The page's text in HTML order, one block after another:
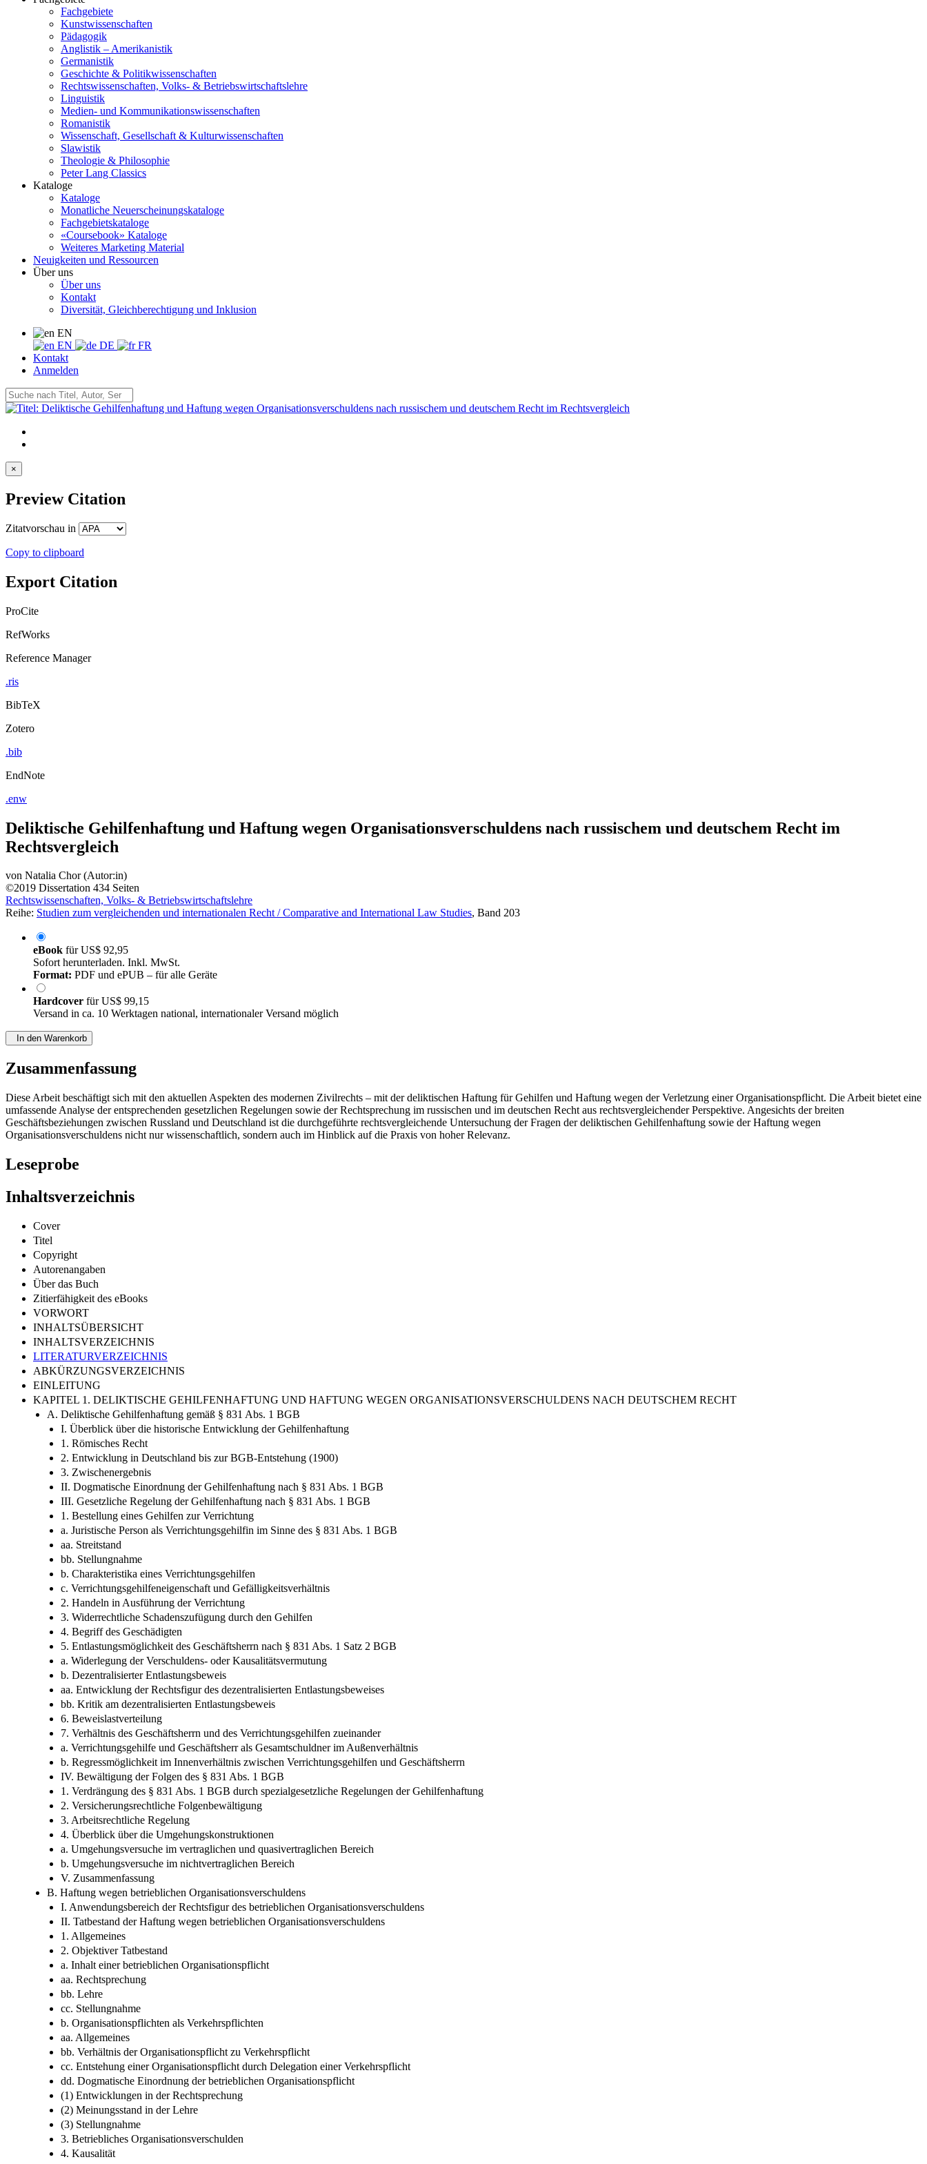
Fachgebiete
Kunstwissenschaften
Pädagogik
Anglistik – Amerikanistik
Germanistik
Geschichte & Politikwissenschaften
Rechtswissenschaften, Volks- & Betriebswirtschaftslehre
Linguistik
Medien- und Kommunikationswissenschaften
Romanistik
Wissenschaft, Gesellschaft & Kulturwissenschaften
Slawistik
Theologie & Philosophie
Peter Lang Classics
Kataloge
Kataloge
Monatliche Neuerscheinungskataloge
Fachgebietskataloge
«Coursebook» Kataloge
Weiteres Marketing Material
Neuigkeiten und Ressourcen
Über uns
Über uns
Kontakt
Diversität, Gleichberechtigung und Inklusion
EN
EN
DE
FR
Kontakt
Anmelden
×
Preview Citation
Zitatvorschau in
Copy to clipboard
Export Citation
ProCite
RefWorks
Reference Manager
.ris
BibTeX
Zotero
.bib
EndNote
.enw
Deliktische Gehilfenhaftung und Haftung wegen Organisationsverschuldens nach russischem und deutschem Recht im
Rechtsvergleich
von Natalia Chor (Autor:in)
©2019 Dissertation 434 Seiten
Rechtswissenschaften, Volks- & Betriebswirtschaftslehre
Reihe: Studien zum vergleichenden und internationalen Recht / Comparative and International Law Studies, Band 203
eBook fürUS$ 92,95
Sofort herunterladen. Inkl. MwSt.
Format: PDF und ePUB – für alle Geräte
Hardcover fürUS$ 99,15
Versand in ca. 10 Werktagen national, internationaler Versand möglich
In den Warenkorb
Zusammenfassung
Diese Arbeit beschäftigt sich mit den aktuellen Aspekten des modernen Zivilrechts – mit der deliktischen Haftung für Gehilfen und Haftung wegen der Verletzung einer Organisationspflicht. Die Arbeit bietet eine
umfassende Analyse der entsprechenden gesetzlichen Regelungen sowie der Rechtsprechung im russischen und im deutschen Recht aus rechtsvergleichender Perspektive. Angesichts der breiten
Geschäftsbeziehungen zwischen Russland und Deutschland ist die durchgeführte rechtsvergleichende Untersuchung der Fragen der deliktischen Gehilfenhaftung sowie der Haftung wegen
Organisationsverschuldens nicht nur wissenschaftlich, sondern auch im Hinblick auf die Praxis von hoher Relevanz.
Leseprobe
Inhaltsverzeichnis
Cover
Titel
Copyright
Autorenangaben
Über das Buch
Zitierfähigkeit des eBooks
VORWORT
INHALTSÜBERSICHT
INHALTSVERZEICHNIS
LITERATURVERZEICHNIS
ABKÜRZUNGSVERZEICHNIS
EINLEITUNG
KAPITEL 1. DELIKTISCHE GEHILFENHAFTUNG UND HAFTUNG WEGEN ORGANISATIONSVERSCHULDENS NACH DEUTSCHEM RECHT
A. Deliktische Gehilfenhaftung gemäß § 831 Abs. 1 BGB
I. Überblick über die historische Entwicklung der Gehilfenhaftung
1. Römisches Recht
2. Entwicklung in Deutschland bis zur BGB-Entstehung (1900)
3. Zwischenergebnis
II. Dogmatische Einordnung der Gehilfenhaftung nach § 831 Abs. 1 BGB
III. Gesetzliche Regelung der Gehilfenhaftung nach § 831 Abs. 1 BGB
1. Bestellung eines Gehilfen zur Verrichtung
a. Juristische Person als Verrichtungsgehilfin im Sinne des § 831 Abs. 1 BGB
aa. Streitstand
bb. Stellungnahme
b. Charakteristika eines Verrichtungsgehilfen
c. Verrichtungsgehilfeneigenschaft und Gefälligkeitsverhältnis
2. Handeln in Ausführung der Verrichtung
3. Widerrechtliche Schadenszufügung durch den Gehilfen
4. Begriff des Geschädigten
5. Entlastungsmöglichkeit des Geschäftsherrn nach § 831 Abs. 1 Satz 2 BGB
a. Widerlegung der Verschuldens- oder Kausalitätsvermutung
b. Dezentralisierter Entlastungsbeweis
aa. Entwicklung der Rechtsfigur des dezentralisierten Entlastungsbeweises
bb. Kritik am dezentralisierten Entlastungsbeweis
6. Beweislastverteilung
7. Verhältnis des Geschäftsherrn und des Verrichtungsgehilfen zueinander
a. Verrichtungsgehilfe und Geschäftsherr als Gesamtschuldner im Außenverhältnis
b. Regressmöglichkeit im Innenverhältnis zwischen Verrichtungsgehilfen und Geschäftsherrn
IV. Bewältigung der Folgen des § 831 Abs. 1 BGB
1. Verdrängung des § 831 Abs. 1 BGB durch spezialgesetzliche Regelungen der Gehilfenhaftung
2. Versicherungsrechtliche Folgenbewältigung
3. Arbeitsrechtliche Regelung
4. Überblick über die Umgehungskonstruktionen
a. Umgehungsversuche im vertraglichen und quasivertraglichen Bereich
b. Umgehungsversuche im nichtvertraglichen Bereich
V. Zusammenfassung
B. Haftung wegen betrieblichen Organisationsverschuldens
I. Anwendungsbereich der Rechtsfigur des betrieblichen Organisationsverschuldens
II. Tatbestand der Haftung wegen betrieblichen Organisationsverschuldens
1. Allgemeines
2. Objektiver Tatbestand
a. Inhalt einer betrieblichen Organisationspflicht
aa. Rechtsprechung
bb. Lehre
cc. Stellungnahme
b. Organisationspflichten als Verkehrspflichten
aa. Allgemeines
bb. Verhältnis der Organisationspflicht zu Verkehrspflicht
cc. Entstehung einer Organisationspflicht durch Delegation einer Verkehrspflicht
dd. Dogmatische Einordnung der betrieblichen Organisationspflicht
(1) Entwicklungen in der Rechtsprechung
(2) Meinungsstand in der Lehre
(3) Stellungnahme
3. Betriebliches Organisationsverschulden
4. Kausalität